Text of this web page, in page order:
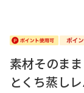
素材そのま
とくち蒸し